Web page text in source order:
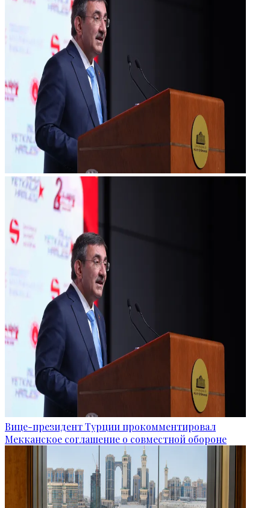
Вице-президент Турции прокомментировал
Мекканское соглашение о совместной обороне